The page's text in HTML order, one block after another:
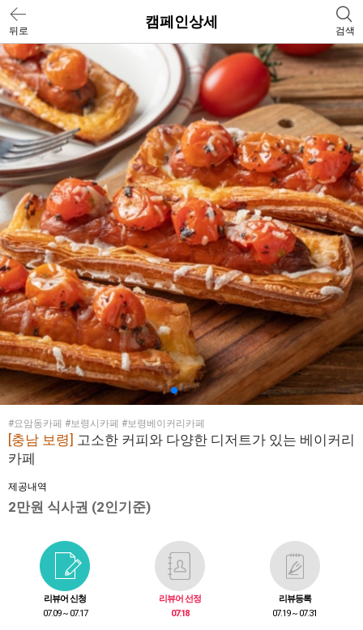
뒤로
캠페인상세
검색
#요암동카페 #보령시카페 #보령베이커리카페
[충남 보령] 고소한 커피와 다양한 디저트가 있는 베이커리
카페
제공내역
2만원 식사권 (2인기준)
리뷰어 신청
07.09 ~ 07.17
리뷰어 선정
07.18
리뷰등록
07.19 ~ 07.31